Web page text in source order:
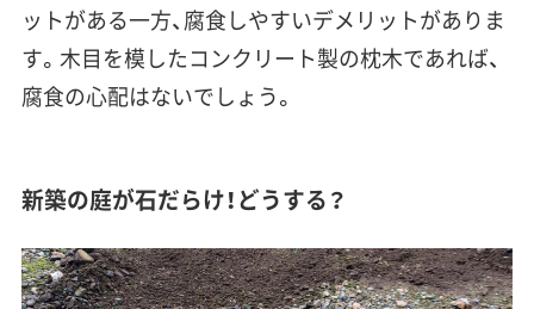
ットがある一方、腐食しやすいデメリットがありま
す。木目を模したコンクリート製の枕木であれば、
腐食の心配はないでしょう。
新築の庭が石だらけ！どうする？